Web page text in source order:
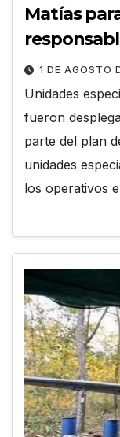
Matías
1 DE AGOSTO
Unidades
fueron
parte del plan
unidades
los operativos